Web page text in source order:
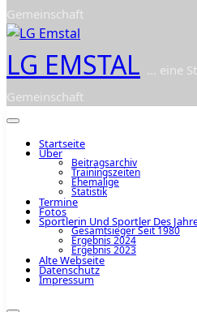
Gemeinschaft
LG EMSTAL ... eine
Gemeinschaft
Startseite
Über
Beitragsarchiv
Trainingszeiten
Ehemalige
Statistik
Termine
Fotos
Sportlerin Und Sportler Des
Gesamtsieger Seit 1980
Ergebnis 2024
Ergebnis 2023
Alte Webseite
Datenschutz
Impressum